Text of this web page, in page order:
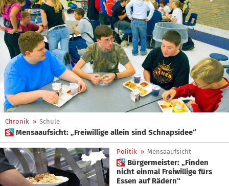
Chronik » Schule
 Mensaaufsicht: „Freiwillige allein sind Schnapsidee“
Politik » Mensaaufsicht
 Bürgermeister: „Finden
nicht einmal Freiwillige fürs
Essen auf Rädern“